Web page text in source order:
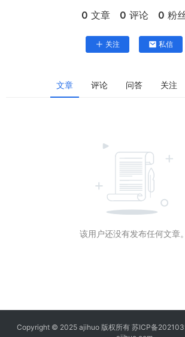
0 文章 0 评论 0 粉
关注 私信
文章 评论 问答 关注
该用户还没有发布任何文章。
Copyright © 2025 ajihuo 版权所有 苏ICP备